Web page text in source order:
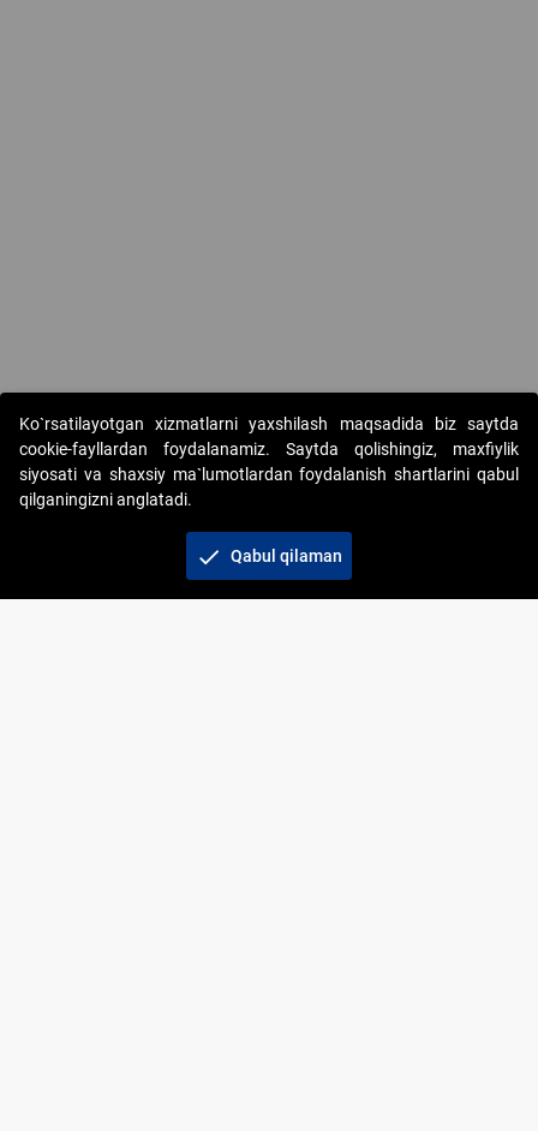
Copyright © 2017-2026. "Elektron onlayn-auksionlarni
tashkil etish" AJ. Barcha huquqlar himoyalangan
Ko`rsatilayotgan xizmatlarni yaxshilash maqsadida biz saytda
cookie-fayllardan foydalanamiz. Saytda qolishingiz, maxfiylik
siyosati va shaxsiy ma`lumotlardan foydalanish shartlarini qabul
qilganingizni anglatadi.
check Qabul qilaman